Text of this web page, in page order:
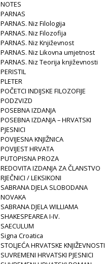
NOTES
PARNAS
PARNAS. Niz Filologija
PARNAS. Niz Filozofija
PARNAS. Niz Književnost
PARNAS. Niz Likovna umjetnost
PARNAS. Niz Teorija književnosti
PERISTIL
PLETER
POČETCI INDIJSKE FILOZOFIJE
PODZVIZD
POSEBNA IZDANJA
POSEBNA IZDANJA – HRVATSKI
PJESNICI
POVIJESNA KNJIŽNICA
POVIJEST HRVATA
PUTOPISNA PROZA
REDOVITA IZDANJA ZA ČLANSTVO
RJEČNICI / LEKSIKONI
SABRANA DJELA SLOBODANA
NOVAKA
SABRANA DJELA WILLIAMA
SHAKESPEAREA I-IV.
SAECULUM
Signa Croatica
STOLJEĆA HRVATSKE KNJIŽEVNOSTI
SUVREMENI HRVATSKI PJESNICI